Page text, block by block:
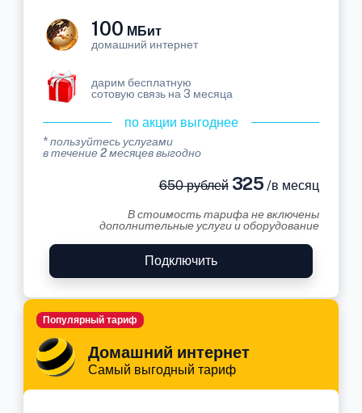
100 МБит
домашний интернет
дарим бесплатную
сотовую связь на 3 месяца
по акции выгоднее
* пользуйтесь услугами
в течение 2 месяцев выгодно
650 рублей325 /в месяц
В стоимость тарифа не включены
дополнительные услуги и оборудование
Подключить
Домашний интернет
Самый выгодный тариф
Популярный тариф